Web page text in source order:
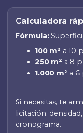
Calculadora
Fórmula:
100 m² a 10
250 m² a 8
1.000 m² a 6
Si necesitas, te
licitación:
cronograma.